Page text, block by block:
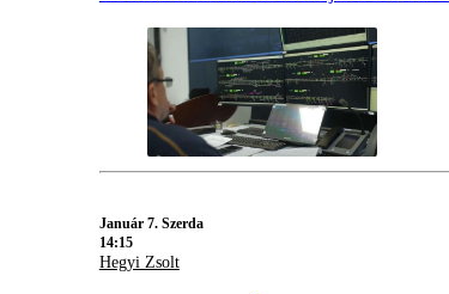
Január 7. Szerda
14:15
Hegyi Zsolt